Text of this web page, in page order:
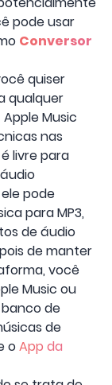
pode usar
Conversor
quiser
qualquer
Music
nas
livre para
pode
para MP3,
de áudio
de manter
você
Music ou
de
de
oApp da